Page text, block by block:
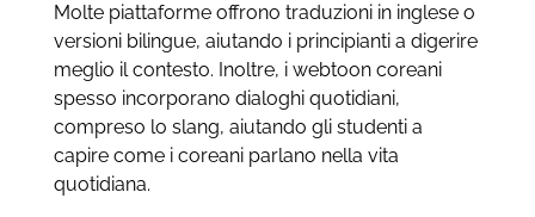
Molte piattaforme offrono traduzioni in inglese o
versioni bilingue, aiutando i principianti a digerire
meglio il contesto. Inoltre, i webtoon coreani
spesso incorporano dialoghi quotidiani,
compreso lo slang, aiutando gli studenti a
capire come i coreani parlano nella vita
quotidiana.